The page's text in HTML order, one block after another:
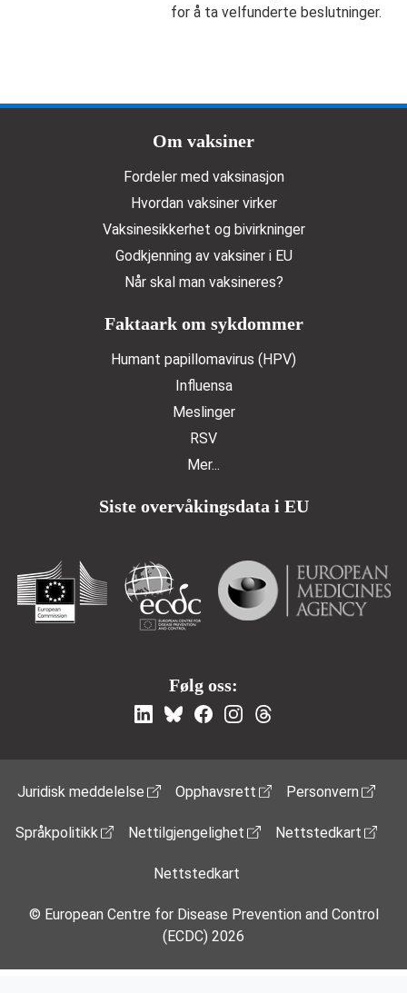
for å ta velfunderte beslutninger.
Doormat menuOm vaksiner
Fordeler med vaksinasjon
Hvordan vaksiner virker
Vaksinesikkerhet og bivirkninger
Godkjenning av vaksiner i EU
Når skal man vaksineres?
Faktaark om sykdommer
Humant papillomavirus (HPV)
Influensa
Meslinger
RSV
Mer...
Siste overvåkingsdata i EU
Følg oss:
Footer Menu
Juridisk meddelelse Opphavsrett Personvern
Språkpolitikk Nettilgjengelighet Nettstedkart
Nettstedkart
© European Centre for Disease Prevention and Control
(ECDC) 2026